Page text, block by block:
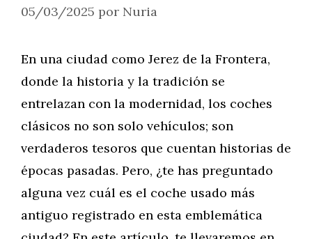
05/03/2025 por Nuria
En una ciudad como Jerez de la Frontera,
donde la historia y la tradición se
entrelazan con la modernidad, los coches
clásicos no son solo vehículos; son
verdaderos tesoros que cuentan historias de
épocas pasadas. Pero, ¿te has preguntado
alguna vez cuál es el coche usado más
antiguo registrado en esta emblemática